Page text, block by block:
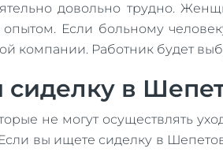
довольно трудно.
Если больному
компании. Работник будет
в
не могут осуществлять
вы ищете сиделку в